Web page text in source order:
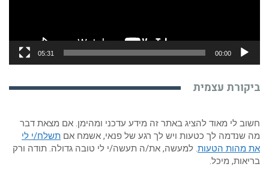
00:00
05:31
ביקורת עצמית
חשוב לי מאוד להציג באתר זה מידע עדכני ומהימן. אם מצאת דבר
מה שנדמה לך כטעות ויש לך רגע של פנאי, אשמח אם תשלח/י לי
את מהות הטעות. למעשה, את/ה תעשה/י לי טובה גדולה. תודה ורק
בריאות, מיכל.